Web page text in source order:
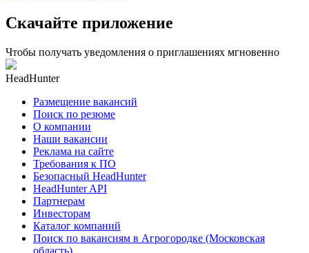
Скачайте приложение
Чтобы получать уведомления о приглашениях мгновенно
HeadHunter
Размещение вакансий
Поиск по резюме
О компании
Наши вакансии
Реклама на сайте
Требования к ПО
Безопасный HeadHunter
HeadHunter API
Партнерам
Инвесторам
Каталог компаний
Поиск по вакансиям в Агрогородке (Московская
область)